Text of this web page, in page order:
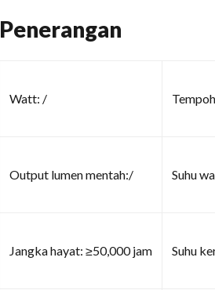
Penerangan
Watt: /
Output lumen mentah:/ Suhu
Jangka hayat: ≥50,000 jam Suhu